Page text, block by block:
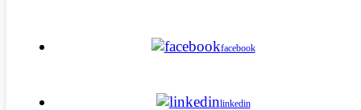
facebook
linkedin